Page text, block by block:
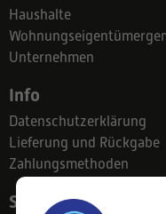
Haushalte
Unternehmen
Info
Datenschutzerklärung
Lieferung und Rückgabe
Zahlungsmethoden
Suodatinkeskus